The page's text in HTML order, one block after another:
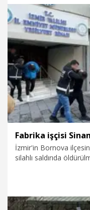
Mahkemesi, yerel
noktalar olduğuna
gerektiğini vurguladı.
12.02.2026 Gündem
İzmir'in Bornova
silahlı saldırıda
doğrultusunda Ümit'i